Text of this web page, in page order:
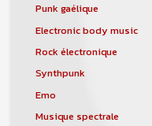
Punk gaélique
Electronic body music
Rock électronique
Synthpunk
Emo
Musique spectrale